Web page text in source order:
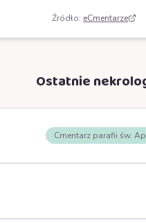
Źródło: eCmentarze
Ostatnie
Cmentarz parafii św.